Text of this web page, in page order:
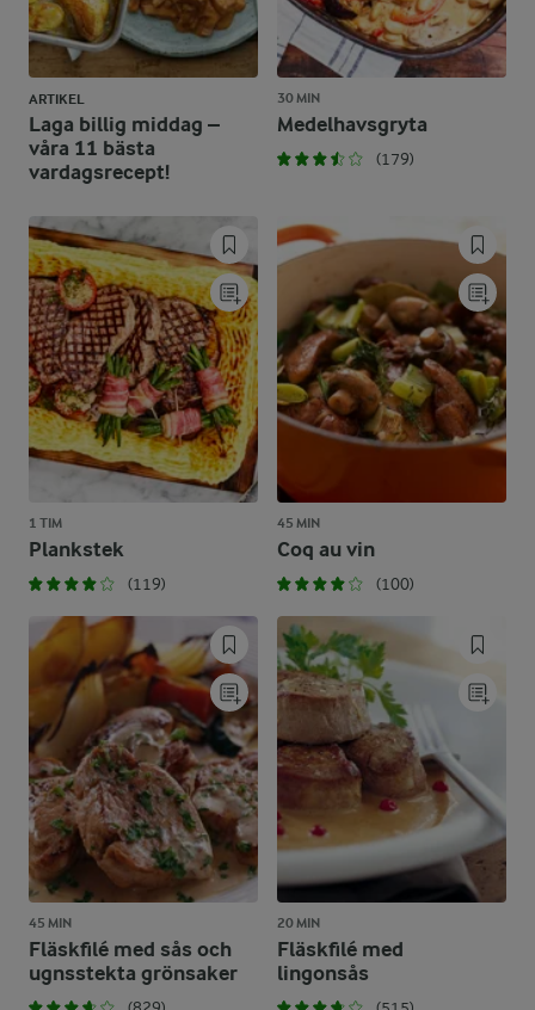
ARTIKEL
Laga billig middag –
våra 11 bästa
vardagsrecept!
30 MIN
Medelhavsgryta
(179)
1 TIM
Plankstek
(119)
45 MIN
Coq au vin
(100)
45 MIN
Fläskfilé med sås och
ugnsstekta grönsaker
20 MIN
Fläskfilé med
lingonsås